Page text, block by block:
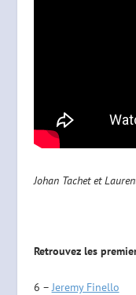
Johan Tachet et
Retrouvez les
6 –Jeremy Finello